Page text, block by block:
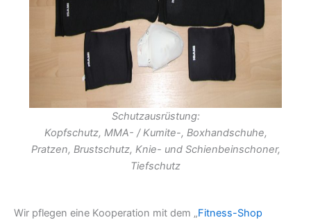
Schutzausrüstung:
Kopfschutz, MMA- / Kumite-, Boxhandschuhe,
Pratzen, Brustschutz, Knie- und Schienbeinschoner,
Tiefschutz
Wir pflegen eine Kooperation mit dem „Fitness-Shop